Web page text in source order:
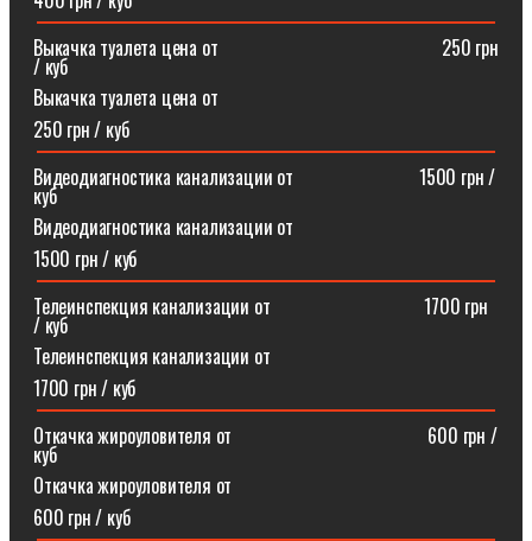
Выкачка туалета цена от⠀⠀⠀⠀⠀⠀⠀⠀⠀⠀⠀⠀⠀⠀⠀⠀250 грн
/ куб
Выкачка туалета цена от
250 грн / куб
Видеодиагностика канализации от⠀⠀⠀⠀⠀⠀⠀⠀⠀1500 грн /
куб
Видеодиагностика канализации от
1500 грн / куб
Телеинспекция канализации от⠀⠀⠀⠀⠀⠀⠀⠀⠀⠀⠀1700 грн
/ куб
Телеинспекция канализации от
1700 грн / куб
Откачка жироуловителя от⠀⠀⠀⠀⠀⠀⠀⠀⠀⠀⠀⠀⠀⠀600 грн /
куб
Откачка жироуловителя от
600 грн / куб